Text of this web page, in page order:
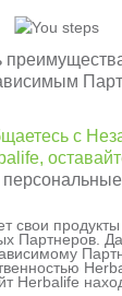
с
свои
Партнеров.
Herbalife